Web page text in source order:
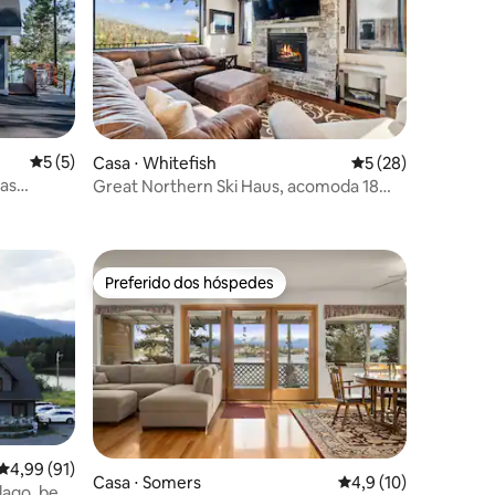
5 de uma avaliação média de 5, 5 avaliações
5 (5)
Casa ⋅ Whitefish 5 de uma
5 (28)
Great Northern Ski Haus, acomoda 18
hóspedes
de uma avaliação média de 5, 91 avaliações
4,99 (91)
Preferido dos hóspedes
Preferido dos hóspedes
Casa ⋅ Somers 4,9 de uma
4,9 (10)